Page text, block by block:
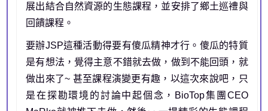
展出結合自然資源的生態課程，並安排了鄉土巡禮與
回饋課程。
要辦JSP這種活動得要有傻瓜精神才行。傻瓜的特質
是有想法，覺得主意不錯就去做，做到不能回頭，就
做出來了~ 甚至課程演變更有趣，以這次來說吧，只
是在探勘環境的討論中起個念，BioTop集團CEO